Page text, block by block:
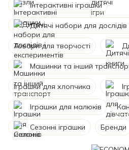
Інтерактивні іграшки
Дитячі набори для дослідів
Товари для творчості
Машинки та інший
Іграшки для хлопчика
Іграшки для малюків
Сезонні іграшки Бренди